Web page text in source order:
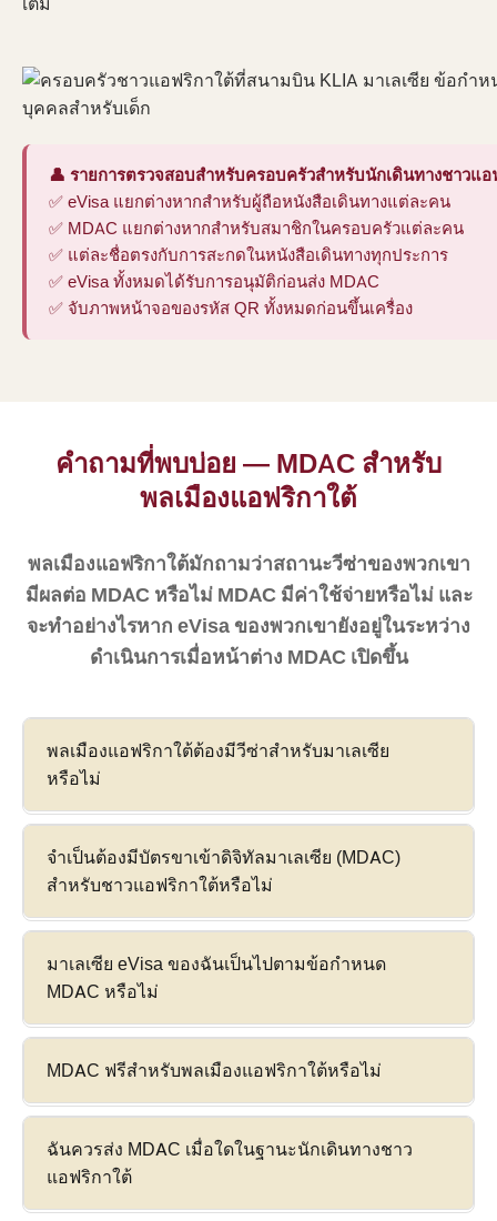
👤 รายการตรวจสอบสำหรับครอบครัวสำหรับนักเดินทางชาวแ
✅ eVisa แยกต่างหากสำหรับผู้ถือหนังสือเดินทางแต่ละคน
✅ MDAC แยกต่างหากสำหรับสมาชิกในครอบครัวแต่ละคน
✅ แต่ละชื่อตรงกับการสะกดในหนังสือเดินทางทุกประการ
✅ eVisa ทั้งหมดได้รับการอนุมัติก่อนส่ง MDAC
✅ จับภาพหน้าจอของรหัส QR ทั้งหมดก่อนขึ้นเครื่อง
คำถามที่พบบ่อย — MDAC สำหรับ
พลเมืองแอฟริกาใต้
พลเมืองแอฟริกาใต้มักถามว่าสถานะวีซ่าของพวกเขา
มีผลต่อ MDAC หรือไม่ MDAC มีค่าใช้จ่ายหรือไม่ และ
จะทำอย่างไรหาก eVisa ของพวกเขายังอยู่ในระหว่าง
ดำเนินการเมื่อหน้าต่าง MDAC เปิดขึ้น
พลเมืองแอฟริกาใต้ต้องมีวีซ่าสำหรับมาเลเซีย
หรือไม่
จำเป็นต้องมีบัตรขาเข้าดิจิทัลมาเลเซีย (MDAC)
สำหรับชาวแอฟริกาใต้หรือไม่
มาเลเซีย eVisa ของฉันเป็นไปตามข้อกำหนด
MDAC หรือไม่
MDAC ฟรีสำหรับพลเมืองแอฟริกาใต้หรือไม่
ฉันควรส่ง MDAC เมื่อใดในฐานะนักเดินทางชาว
แอฟริกาใต้